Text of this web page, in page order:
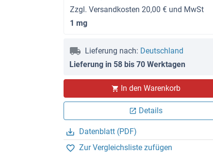
Zzgl. Versandkosten 20,00 € und MwSt
1 mg
Lieferung nach: Deutschland
Lieferung in 58 bis 70 Werktagen
In den Warenkorb
Details
Datenblatt (PDF)
Zur Vergleichsliste zufügen